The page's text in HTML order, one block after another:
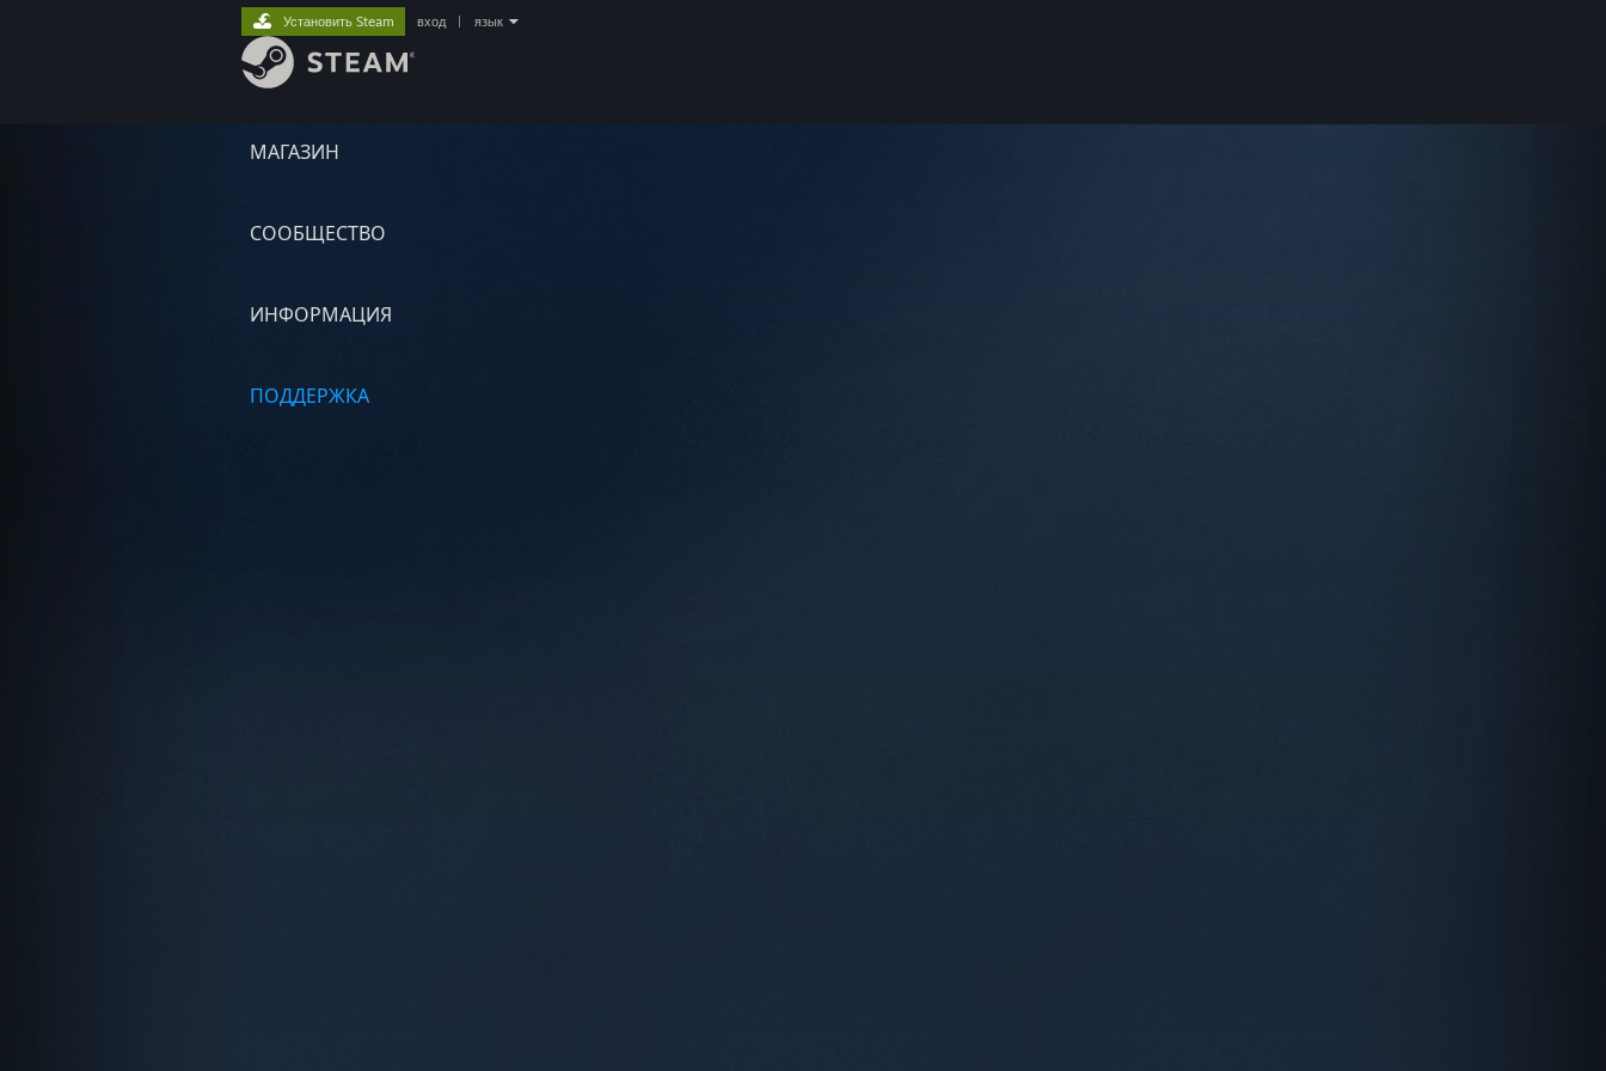
МАГАЗИН
СООБЩЕСТВО
ИНФОРМАЦИЯ
ПОДДЕРЖКА
Установить Steam вход язык